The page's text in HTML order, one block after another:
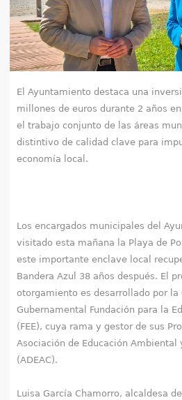
e
n
t
u
e
d
a
q
u
El Ayuntamiento destaca una
millones de euros durante 2 años
el trabajo conjunto de las áreas
distintivo de calidad clave para
economía local.
Los encargados municipales del
visitado esta mañana la Playa de
este importante enclave local
Bandera Azul 38 años después. El
otorgamiento es desarrollado por la
Gubernamental Fundación para la
(FEE), cuya rama y gestor de sus
Asociación de Educación Ambiental
(ADEAC).
Luisa García Chamorro, alcaldesa